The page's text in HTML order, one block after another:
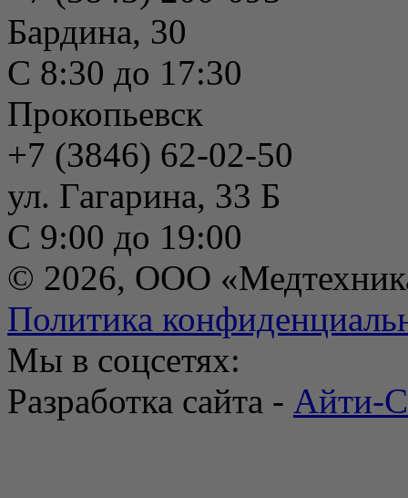
Бардина, 30
С 8:30 до 17:30
Прокопьевск
+7 (3846) 62-02-50
ул. Гагарина, 33 Б
С 9:00 до 19:00
© 2026, ООО
Политика
Мы в соцсетях:
Разработка сайта - Айти-